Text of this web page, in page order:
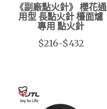
《副廠點火針》 櫻花通
用型 長點火針 檯面爐
專用 點火針
$216-$432